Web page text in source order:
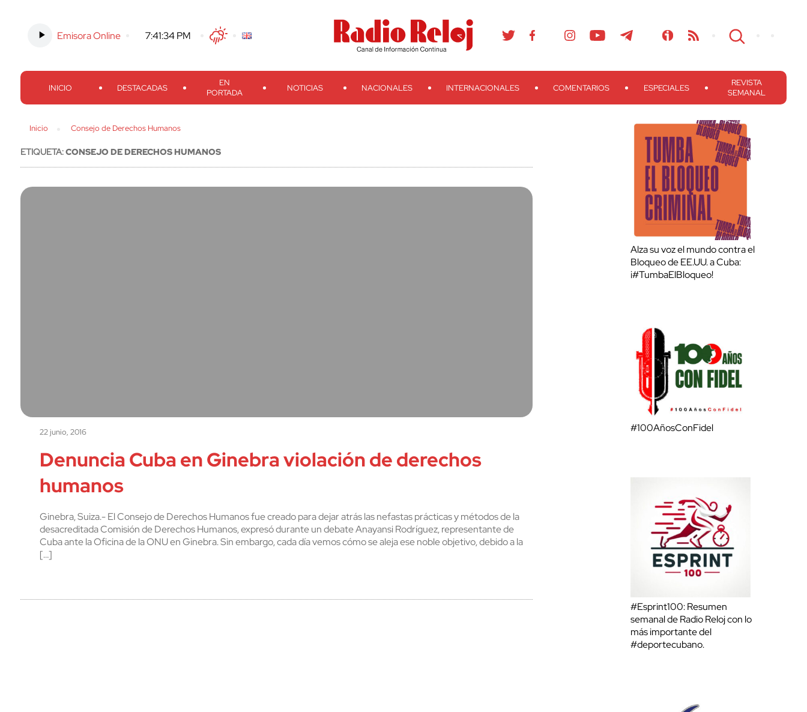
Emisora Online -7:41:35 PM TwitterFacebook
Threads
Instagram TelegramTeveo Ivoox RSS Search
INICIO DESTACADAS
EN
PORTADA
NOTICIAS NACIONALES INTERNACIONALES COMENTARIOS ESPECIALES
REVISTA
SEMANAL
Inicio Consejo de Derechos Humanos
ETIQUETA:CONSEJO DE DERECHOS HUMANOS
22 junio, 2016
Denuncia Cuba en Ginebra violación de derechos
humanos
Ginebra, Suiza.- El Consejo de Derechos Humanos fue creado para dejar atrás las nefastas prácticas y métodos de la
desacreditada Comisión de Derechos Humanos, expresó durante un debate Anayansi Rodríguez, representante de
Cuba ante la Oficina de la ONU en Ginebra. Sin embargo, cada día vemos cómo se aleja ese noble objetivo, debido a la
[…]
Alza su voz el mundo contra el
Bloqueo de EE.UU. a Cuba:
¡#TumbaElBloqueo!
#100AñosConFidel
#Esprint100: Resumen
semanal de Radio Reloj con lo
más importante del
#deportecubano.